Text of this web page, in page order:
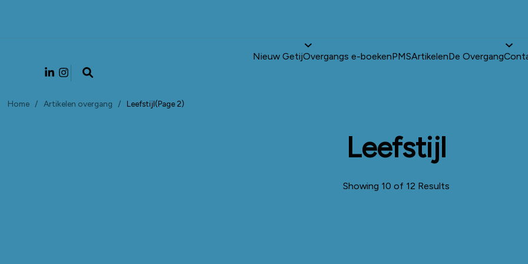
Nieuw GetijOvergangs e-boekenPMSArtikelenDe Overgang
Home / Artikelen overgang / Leefstijl(Page 2)
Leefstijl
Showing 10 of 12 Results